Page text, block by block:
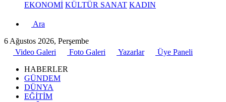
EKONOMİ KÜLTÜR SANAT KADIN
Ara
6 Ağustos 2026, Perşembe
Video Galeri
Foto Galeri Yazarlar
Üye Paneli
HABERLER
GÜNDEM
DÜNYA
EĞİTİM